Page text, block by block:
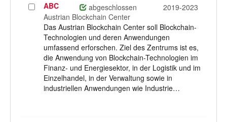
Projekt
auswählen
ABC abgeschlossen
2019-2023
Austrian Blockchain Center
Das Austrian Blockchain Center soll Blockchain-
Technologien und deren Anwendungen
umfassend erforschen. Ziel des Zentrums ist es,
die Anwendung von Blockchain-Technologien im
Finanz- und Energiesektor, in der Logistik und im
Einzelhandel, in der Verwaltung sowie in
industriellen Anwendungen wie Industrie…